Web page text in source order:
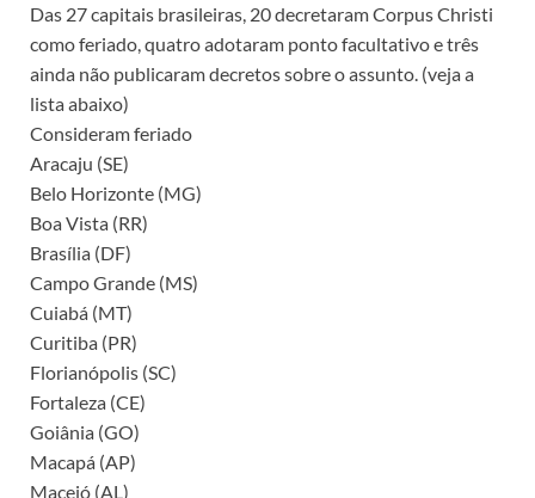
Das 27 capitais brasileiras, 20 decretaram Corpus Christi
como feriado, quatro adotaram ponto facultativo e três
ainda não publicaram decretos sobre o assunto. (veja a
lista abaixo)
Consideram feriado
Aracaju (SE)
Belo Horizonte (MG)
Boa Vista (RR)
Brasília (DF)
Campo Grande (MS)
Cuiabá (MT)
Curitiba (PR)
Florianópolis (SC)
Fortaleza (CE)
Goiânia (GO)
Macapá (AP)
Maceió (AL)